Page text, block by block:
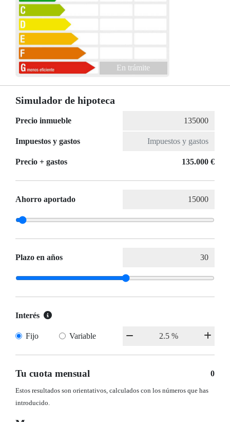
En trámite
Simulador de hipoteca
Precio inmueble
Impuestos y gastos
Precio + gastos 135.000 €
Ahorro aportado
Plazo en años
Interés
Fijo Variable
Tu cuota mensual 0
Estos resultados son orientativos, calculados con los números que has
introducido.